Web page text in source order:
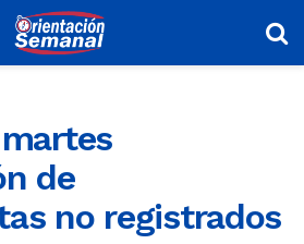
de
no registrados